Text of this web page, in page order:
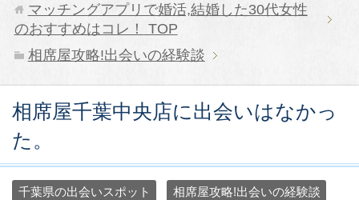
マッチングアプリで婚活,結婚した30代女性
のおすすめはコレ！
TOP
相席屋攻略!出会いの経験談
相席屋千葉中央店に出会いはなかっ
た。
千葉県の出会いスポット 相席屋攻略!出会いの経験談